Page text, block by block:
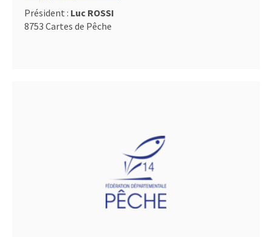
Président : Luc ROSSI
8753 Cartes de Pêche